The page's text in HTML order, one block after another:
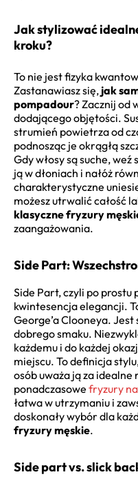
Jak stylizować
kroku?
To nie jest fizyka
Zastanawiasz się, jak
pompadour? Zacznij od
dodającego objętości.
strumień powietrza od
podnosząc je okrągłą
Gdy włosy są suche,
ją w dłoniach i nałóż
charakterystyczne
możesz utrwalić całość
klasyczne fryzury
zaangażowania.
Side Part:
Side Part, czyli po prostu
kwintesencja elegancji.
George’a Clooneya.
dobrego smaku.
każdemu i do każdej
miejscu. To definicja
osób uważa ją za
ponadczasowe fryzury
łatwa w utrzymaniu i
doskonały wybór dla
fryzury męskie.
Side part vs. slick